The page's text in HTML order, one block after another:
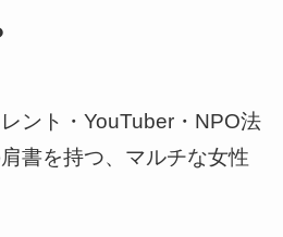
ント・YouTuber・NPO法
書を持つ、マルチな女性